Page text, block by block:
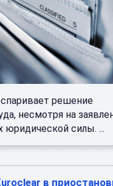
решение
несмотря на
юридической силы. ...
в